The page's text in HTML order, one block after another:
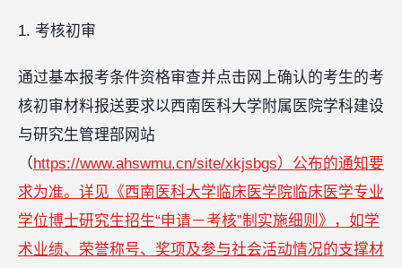
1. 考核初审
通过基本报考条件资格审查并点击网上确认的考生的考
核初审材料报送要求以西南医科大学附属医院学科建设
与研究生管理部网站
（https://www.ahswmu.cn/site/xkjsbgs）公布的通知要
求为准。详见《西南医科大学临床医学院临床医学专业
学位博士研究生招生“申请－考核”制实施细则》，如学
术业绩、荣誉称号、奖项及参与社会活动情况的支撑材